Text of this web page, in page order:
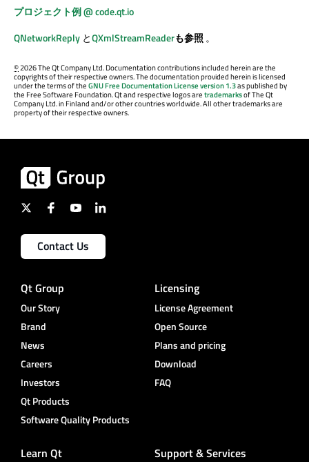
プロジェクト例 @ code.qt.io
QNetworkReply とQXmlStreamReaderも参照 。
©2026 The Qt Company Ltd. Documentation contributions included herein are the
copyrights of their respective owners. The documentation provided herein is licensed
under the terms of theGNU Free Documentation License version 1.3as published by
the Free Software Foundation. Qt and respective logos aretrademarksof The Qt
Company Ltd. in Finland and/or other countries worldwide. All other trademarks are
property of their respective owners.
Contact Us
Qt Group
Our Story
Brand
News
Careers
Investors
Qt Products
Software Quality Products
Licensing
License Agreement
Open Source
Plans and pricing
Download
FAQ
Learn Qt Support & Services